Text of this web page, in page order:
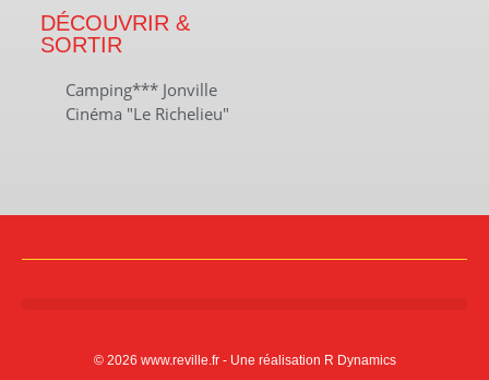
DÉCOUVRIR &
SORTIR
Camping*** Jonville
Cinéma "Le Richelieu"
© 2026 www.reville.fr - Une réalisation R Dynamics